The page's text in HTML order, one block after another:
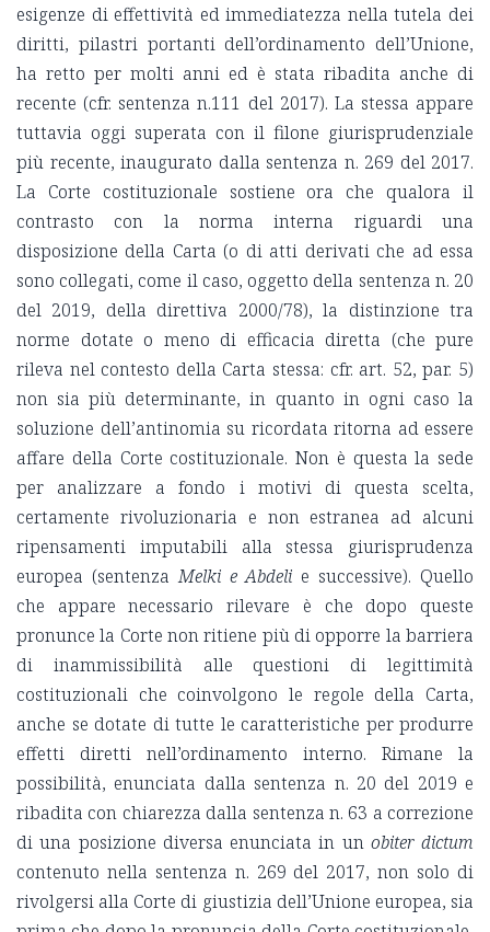
esigenze di effettività ed immediatezza nella tutela dei
diritti, pilastri portanti dell’ordinamento dell’Unione,
ha retto per molti anni ed è stata ribadita anche di
recente (cfr. sentenza n.111 del 2017). La stessa appare
tuttavia oggi superata con il filone giurisprudenziale
più recente, inaugurato dalla sentenza n. 269 del 2017.
La Corte costituzionale sostiene ora che qualora il
contrasto con la norma interna riguardi una
disposizione della Carta (o di atti derivati che ad essa
sono collegati, come il caso, oggetto della sentenza n. 20
del 2019, della direttiva 2000/78), la distinzione tra
norme dotate o meno di efficacia diretta (che pure
rileva nel contesto della Carta stessa: cfr. art. 52, par. 5)
non sia più determinante, in quanto in ogni caso la
soluzione dell’antinomia su ricordata ritorna ad essere
affare della Corte costituzionale. Non è questa la sede
per analizzare a fondo i motivi di questa scelta,
certamente rivoluzionaria e non estranea ad alcuni
ripensamenti imputabili alla stessa giurisprudenza
europea (sentenzaMelki e Abdeli e successive). Quello
che appare necessario rilevare è che dopo queste
pronunce la Corte non ritiene più di opporre la barriera
di inammissibilità alle questioni di legittimità
costituzionali che coinvolgono le regole della Carta,
anche se dotate di tutte le caratteristiche per produrre
effetti diretti nell’ordinamento interno. Rimane la
possibilità, enunciata dalla sentenza n. 20 del 2019 e
ribadita con chiarezza dalla sentenza n. 63 a correzione
di una posizione diversa enunciata in un obiter dictum
contenuto nella sentenza n. 269 del 2017, non solo di
rivolgersi alla Corte di giustizia dell’Unione europea, sia